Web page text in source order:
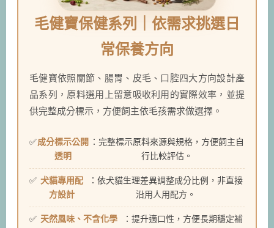
毛健寶保健系列｜依需求挑選日
常保養方向
毛健寶依照關節、腸胃、皮毛、口腔四大方向設計產
品系列，原料選用上留意吸收利用的實際效率，並提
供完整成分標示，方便飼主依毛孩需求做選擇。
成分標示公開
透明
：完整標示原料來源與規格，方便飼主自
行比較評估。
犬貓專用配
方設計
：依犬貓生理差異調整成分比例，非直接
沿用人用配方。
天然風味、不含化學 ：提升適口性，方便長期穩定補